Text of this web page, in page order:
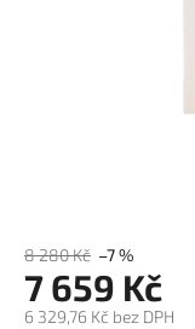
8 280 Kč –7 %
7 659 Kč
6 329,76 Kč bez DPH